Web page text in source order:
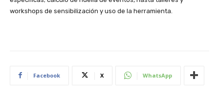
workshops de sensibilización y uso de la herramienta.
Facebook X WhatsApp